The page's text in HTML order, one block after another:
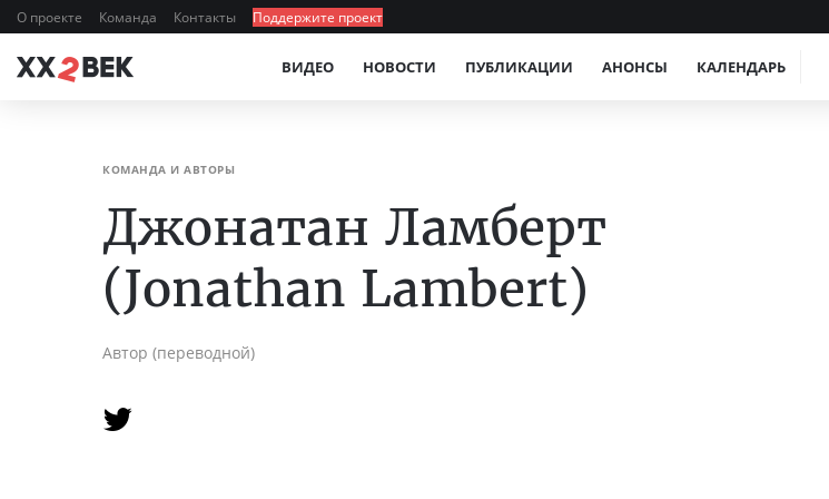
О проекте Команда Контакты Поддержите проект
ВИДЕО НОВОСТИ ПУБЛИКАЦИИ АНОНСЫ КАЛЕНДАРЬ
КОМАНДА И АВТОРЫ
Джонатан Ламберт
(Jonathan Lambert)
Автор (переводной)